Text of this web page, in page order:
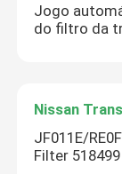
Jogo
do filtro da
Nissan
JF011E/
Filter